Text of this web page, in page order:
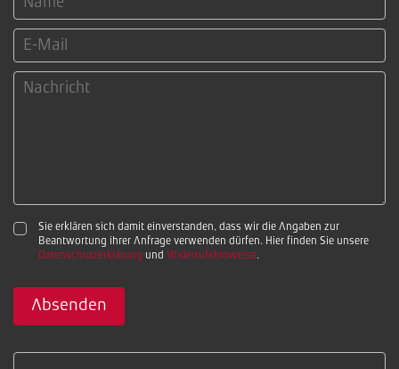
Sie erklären sich damit einverstanden, dass wir die Angaben zur
Beantwortung ihrer Anfrage verwenden dürfen. Hier finden Sie unsere
Datenschutzerklärung und Widerrufshinweise.
Absenden